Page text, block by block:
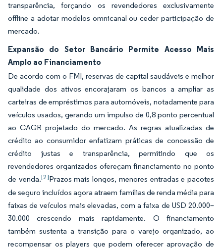
transparência, forçando os revendedores exclusivamente
offline a adotar modelos omnicanal ou ceder participação de
mercado.
Expansão do Setor Bancário Permite Acesso Mais
Amplo ao Financiamento
De acordo com o FMI, reservas de capital saudáveis e melhor
qualidade dos ativos encorajaram os bancos a ampliar as
carteiras de empréstimos para automóveis, notadamente para
veículos usados, gerando um impulso de 0,8 ponto percentual
ao CAGR projetado do mercado. As regras atualizadas de
crédito ao consumidor enfatizam práticas de concessão de
crédito justas e transparência, permitindo que os
revendedores organizados ofereçam financiamento no ponto
de venda.[2]Prazos mais longos, menores entradas e pacotes
de seguro incluídos agora atraem famílias de renda média para
faixas de veículos mais elevadas, com a faixa de USD 20.000–
30.000 crescendo mais rapidamente. O financiamento
também sustenta a transição para o varejo organizado, ao
recompensar os players que podem oferecer aprovação de